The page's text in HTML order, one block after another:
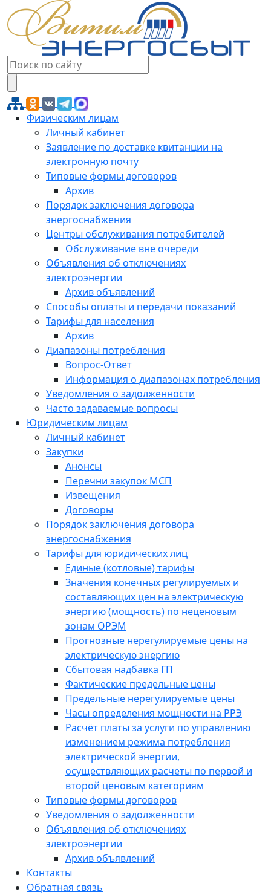
Физическим лицам
Личный кабинет
Заявление по доставке квитанции на
электронную почту
Типовые формы договоров
Архив
Порядок заключения договора
энергоснабжения
Центры обслуживания потребителей
Обслуживание вне очереди
Объявления об отключениях
электроэнергии
Архив объявлений
Способы оплаты и передачи показаний
Тарифы для населения
Архив
Диапазоны потребления
Вопрос-Ответ
Информация о диапазонах потребления
Уведомления о задолженности
Часто задаваемые вопросы
Юридическим лицам
Личный кабинет
Закупки
Анонсы
Перечни закупок МСП
Извещения
Договоры
Порядок заключения договора
энергоснабжения
Тарифы для юридических лиц
Единые (котловые) тарифы
Значения конечных регулируемых и
составляющих цен на электрическую
энергию (мощность) по неценовым
зонам ОРЭМ
Прогнозные нерегулируемые цены на
электрическую энергию
Сбытовая надбавка ГП
Фактические предельные цены
Предельные нерегулируемые цены
Часы определения мощности на РРЭ
Расчёт платы за услуги по управлению
изменением режима потребления
электрической энергии,
осуществляющих расчеты по первой и
второй ценовым категориям
Типовые формы договоров
Уведомления о задолженности
Объявления об отключениях
электроэнергии
Архив объявлений
Контакты
Обратная связь